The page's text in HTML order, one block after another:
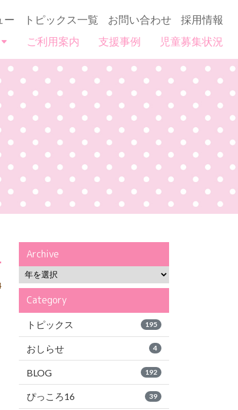
ー トピックス一覧 お問い合わせ
採用情報
ご利用案内 支援事例 児童募集状況
Archive
Category
トピックス 195
おしらせ 4
BLOG 192
ぴっころ16 39